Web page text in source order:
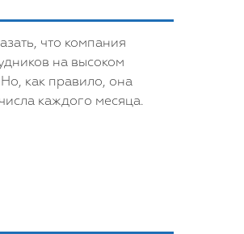
что компания
на высоком
как правило, она
каждого месяца.